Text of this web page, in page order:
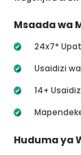
Msaada wa
24x7*
Usaidizi
14+
Huduma ya